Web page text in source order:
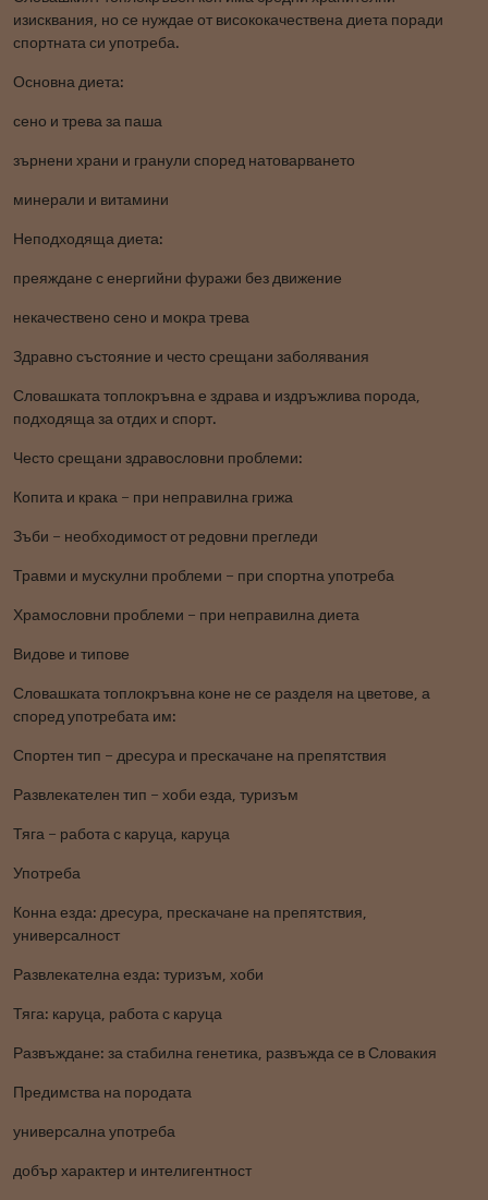
изисквания, но се нуждае от висококачествена диета поради
спортната си употреба.
Основна диета:
сено и трева за паша
зърнени храни и гранули според натоварването
минерали и витамини
Неподходяща диета:
преяждане с енергийни фуражи без движение
некачествено сено и мокра трева
Здравно състояние и често срещани заболявания
Словашката топлокръвна е здрава и издръжлива порода,
подходяща за отдих и спорт.
Често срещани здравословни проблеми:
Копита и крака – при неправилна грижа
Зъби – необходимост от редовни прегледи
Травми и мускулни проблеми – при спортна употреба
Храмословни проблеми – при неправилна диета
Видове и типове
Словашката топлокръвна коне не се разделя на цветове, а
според употребата им:
Спортен тип – дресура и прескачане на препятствия
Развлекателен тип – хоби езда, туризъм
Тяга – работа с каруца, каруца
Употреба
Конна езда: дресура, прескачане на препятствия,
универсалност
Развлекателна езда: туризъм, хоби
Тяга: каруца, работа с каруца
Развъждане: за стабилна генетика, развъжда се в Словакия
Предимства на породата
универсална употреба
добър характер и интелигентност